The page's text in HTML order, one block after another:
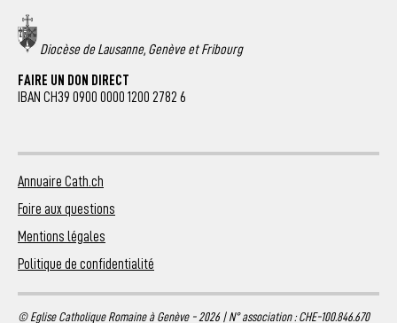
Diocèse de Lausanne, Genève et Fribourg
FAIRE UN DON DIRECT
IBAN CH39 0900 0000 1200 2782 6
Annuaire Cath.ch
Foire aux questions
Mentions légales
Politique de confidentialité
© Eglise Catholique Romaine à Genève - 2026 | N° association : CHE-100.846.670